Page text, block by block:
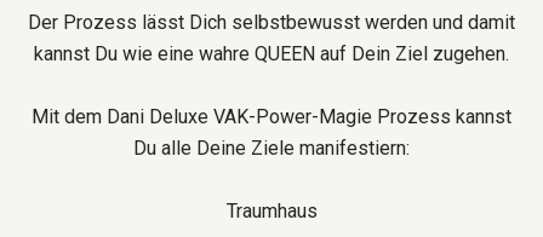
Der Prozess lässt Dich selbstbewusst werden und damit
kannst Du wie eine wahre QUEEN auf Dein Ziel zugehen.
Mit dem Dani Deluxe VAK-Power-Magie Prozess kannst
Du alle Deine Ziele manifestiern:
Traumhaus